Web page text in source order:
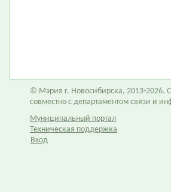
© Мэрия г. Новосибирска, 2013-2026.
совместно с департаментом связи и
Муниципальный портал
Техническая поддержка
Вход